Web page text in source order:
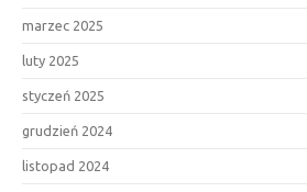
marzec 2025
luty 2025
styczeń 2025
grudzień 2024
listopad 2024